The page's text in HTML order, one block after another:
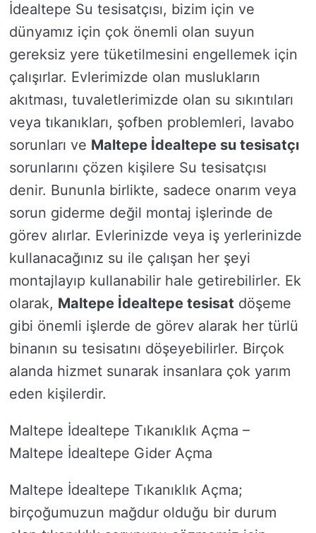
İdealtepe Su tesisatçısı, bizim için ve
dünyamız için çok önemli olan suyun
gereksiz yere tüketilmesini engellemek için
çalışırlar. Evlerimizde olan muslukların
akıtması, tuvaletlerimizde olan su sıkıntıları
veya tıkanıkları, şofben problemleri, lavabo
sorunları ve Maltepe İdealtepe su tesisatçı
sorunlarını çözen kişilere Su tesisatçısı
denir. Bununla birlikte, sadece onarım veya
sorun giderme değil montaj işlerinde de
görev alırlar. Evlerinizde veya iş yerlerinizde
kullanacağınız su ile çalışan her şeyi
montajlayıp kullanabilir hale getirebilirler. Ek
olarak, Maltepe İdealtepe tesisat döşeme
gibi önemli işlerde de görev alarak her türlü
binanın su tesisatını döşeyebilirler. Birçok
alanda hizmet sunarak insanlara çok yarım
eden kişilerdir.
Maltepe İdealtepe Tıkanıklık Açma –
Maltepe İdealtepe Gider Açma
Maltepe İdealtepe Tıkanıklık Açma;
birçoğumuzun mağdur olduğu bir durum